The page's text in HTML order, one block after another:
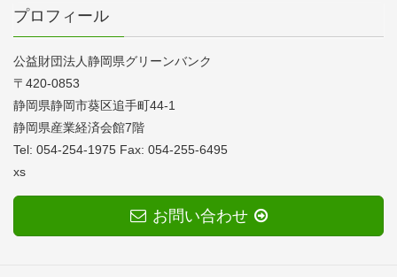
プロフィール
公益財団法人静岡県グリーンバンク
〒420-0853
静岡県静岡市葵区追手町44-1
静岡県産業経済会館7階
Tel: 054-254-1975 Fax: 054-255-6495
xs
お問い合わせ